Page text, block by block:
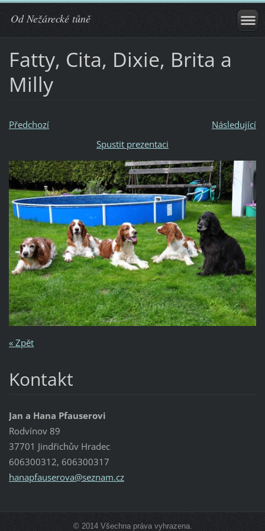
Od Nežárecké tůně
Fatty, Cita, Dixie, Brita a
Milly
Předchozí
Následující
Spustit prezentaci
« Zpět
Kontakt
Jan a Hana Pfauserovi
Rodvínov 89
37701 Jindřichův Hradec
606300312, 606300317
hanapfauserova@seznam.cz
© 2014 Všechna práva vyhrazena.